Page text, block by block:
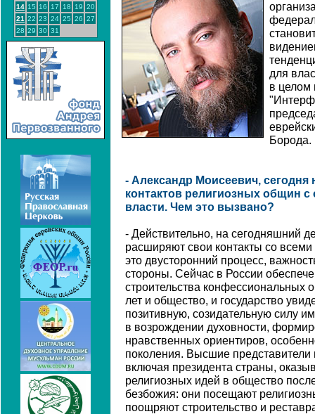
14 15 16 17 18 19 20
21 22 23 24 25 26 27
28 29 30 31
для
в целом
Борода.
- Александр Моисеевич,
контактов религиозных общин с
власти. Чем это вызвано?
- Действительно, на сегодняшний
расширяют свои контакты со
это двусторонний процесс,
стороны. Сейчас в России
строительства конфессиональных
лет и общество, и государство
позитивную, созидательную силу
в возрождении духовности,
нравственных ориентиров,
поколения. Высшие представители
включая президента страны,
религиозных идей в общество
безбожия: они посещают
поощряют строительство и